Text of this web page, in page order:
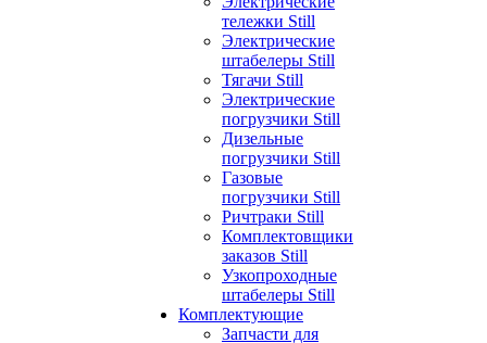
тележки Still
Электрические
штабелеры Still
Тягачи Still
Электрические
погрузчики Still
Дизельные
погрузчики Still
Газовые
погрузчики Still
Ричтраки Still
Комплектовщики
заказов Still
Узкопроходные
штабелеры Still
Комплектующие
Запчасти для